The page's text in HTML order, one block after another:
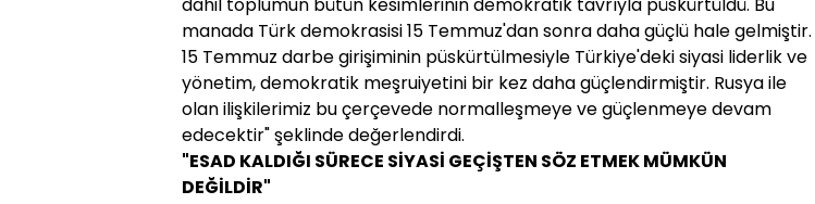
manada Türk demokrasisi 15 Temmuz'dan sonra daha güçlü hale gelmiştir.
15 Temmuz darbe girişiminin püskürtülmesiyle Türkiye'deki siyasi liderlik ve
yönetim, demokratik meşruiyetini bir kez daha güçlendirmiştir. Rusya ile
olan ilişkilerimiz bu çerçevede normalleşmeye ve güçlenmeye devam
edecektir" şeklinde değerlendirdi.
"ESAD KALDIĞI SÜRECE SİYASİ GEÇİŞTEN SÖZ ETMEK MÜMKÜN
DEĞİLDİR"